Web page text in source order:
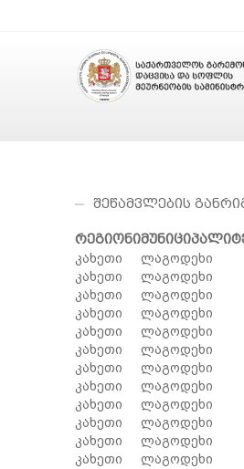
ᲨᲔᲬᲐᲛᲕᲚᲔᲑᲘᲡ
რეგიონი
კახეთი ლაგოდეხი
კახეთი
ლაგოდეხი
კახეთი
ლაგოდეხი
კახეთი
ლაგოდეხი
კახეთი
ლაგოდეხი
კახეთი
ლაგოდეხი
კახეთი
ლაგოდეხი
კახეთი
ლაგოდეხი
კახეთი
ლაგოდეხი
კახეთი
ლაგოდეხი
კახეთი
ლაგოდეხი
კახეთი
ლაგოდეხი